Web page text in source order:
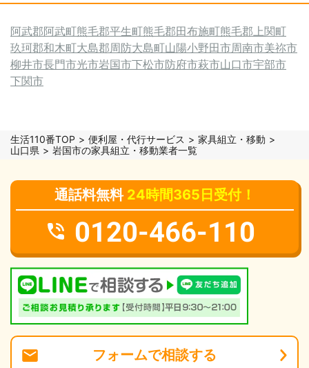
阿武郡阿武町熊毛郡平生町熊毛郡田布施町熊毛郡上関町
玖珂郡和木町大島郡周防大島町山陽小野田市周南市美祢市
柳井市長門市光市岩国市下松市防府市萩市山口市宇部市
下関市
生活110番TOP 便利屋・代行サービス
家具組立・移動
山口県
岩国市の家具組立・移動業者一覧
通話料無料 24時間365日受付！
0120-466-110
フォームで相談する